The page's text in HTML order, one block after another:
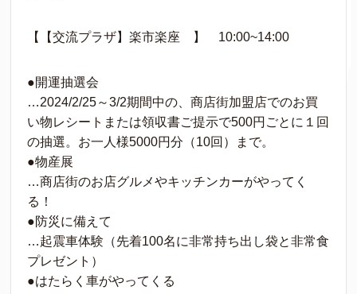
【【交流プラザ】楽市楽座 】 10:00~14:00
●開運抽選会
…2024/2/25～3/2期間中の、商店街加盟店でのお買
い物レシートまたは領収書ご提示で500円ごとに１回
の抽選。お一人様5000円分（10回）まで。
●物産展
…商店街のお店グルメやキッチンカーがやってく
る！
●防災に備えて
…起震車体験（先着100名に非常持ち出し袋と非常食
プレゼント）
●はたらく車がやってくる